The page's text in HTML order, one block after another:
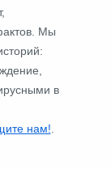
Мы
в
нам!